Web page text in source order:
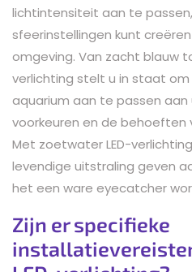
lichtintensiteit aan te
sfeerinstellingen kunt
omgeving. Van zacht blauw
verlichting stelt u in staat
aquarium aan te passen aan
voorkeuren en de behoeften
Met zoetwater LED-
levendige uitstraling geven
het een ware eyecatcher
Zijn er specifieke